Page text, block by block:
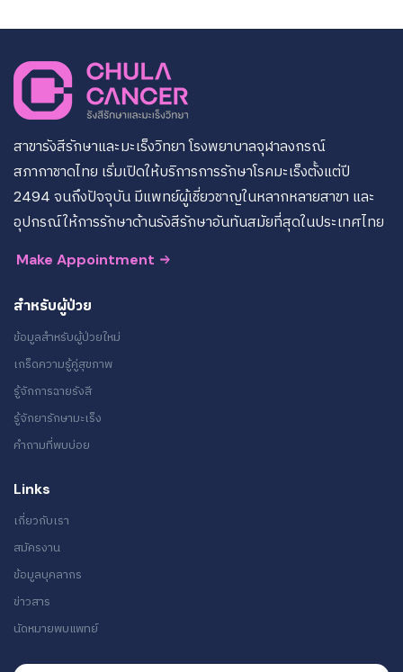
สาขารังสีรักษาและมะเร็งวิทยา โรงพยาบาลจุฬาลงกรณ์
สภากาชาดไทย เริ่มเปิดให้บริการการรักษาโรคมะเร็งตั้งแต่ปี
2494 จนถึงปัจจุบัน มีแพทย์ผู้เชี่ยวชาญในหลากหลายสาขา และ
อุปกรณ์ให้การรักษาด้านรังสีรักษาอันทันสมัยที่สุดในประเทศไทย
Make Appointment
สำหรับผู้ป่วย
ข้อมูลสำหรับผู้ป่วยใหม่
เกร็ดความรู้คู่สุขภาพ
รู้จักการฉายรังสี
รู้จักยารักษามะเร็ง
คำถามที่พบบ่อย
Links
เกี่ยวกับเรา
สมัครงาน
ข้อมูลบุคลากร
ข่าวสาร
นัดหมายพบแพทย์